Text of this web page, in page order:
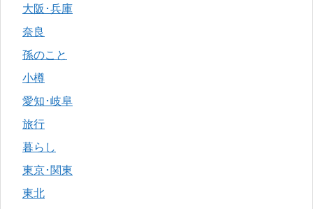
大阪･兵庫
奈良
孫のこと
小樽
愛知･岐阜
旅行
暮らし
東京･関東
東北